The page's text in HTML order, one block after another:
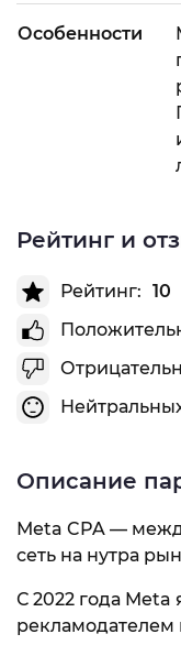
Особенности
Рейтинг и
Рейтинг: 10
Описание
Меta CPA —
сеть на нутра
С 2022 года
рекламодателем